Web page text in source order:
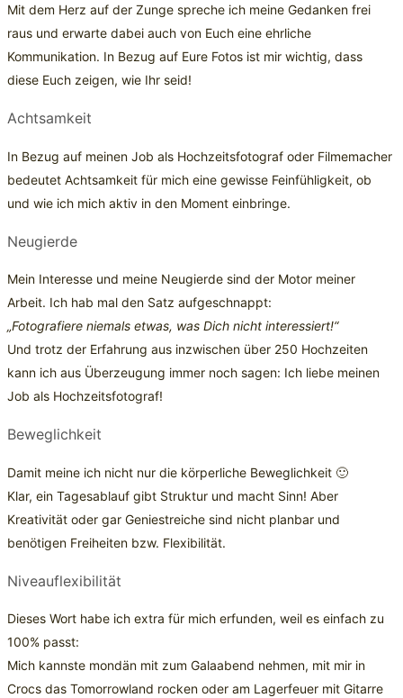
Mit dem Herz auf der Zunge spreche ich meine Gedanken frei
raus und erwarte dabei auch von Euch eine ehrliche
Kommunikation. In Bezug auf Eure Fotos ist mir wichtig, dass
diese Euch zeigen, wie Ihr seid!
Achtsamkeit
In Bezug auf meinen Job als Hochzeitsfotograf oder Filmemacher
bedeutet Achtsamkeit für mich eine gewisse Feinfühligkeit, ob
und wie ich mich aktiv in den Moment einbringe.
Neugierde
Mein Interesse und meine Neugierde sind der Motor meiner
Arbeit. Ich hab mal den Satz aufgeschnappt:
„Fotografiere niemals etwas, was Dich nicht interessiert!“
Und trotz der Erfahrung aus inzwischen über 250 Hochzeiten
kann ich aus Überzeugung immer noch sagen: Ich liebe meinen
Job als Hochzeitsfotograf!
Beweglichkeit
Damit meine ich nicht nur die körperliche Beweglichkeit 🙂
Klar, ein Tagesablauf gibt Struktur und macht Sinn! Aber
Kreativität oder gar Geniestreiche sind nicht planbar und
benötigen Freiheiten bzw. Flexibilität.
Niveauflexibilität
Dieses Wort habe ich extra für mich erfunden, weil es einfach zu
100% passt:
Mich kannste mondän mit zum Galaabend nehmen, mit mir in
Crocs das Tomorrowland rocken oder am Lagerfeuer mit Gitarre